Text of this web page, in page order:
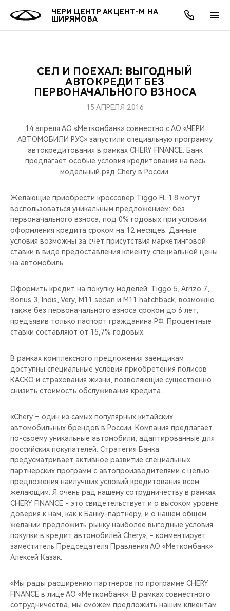
ЧЕРИ ЦЕНТР АКЦЕНТ-М НА
ШИРЯМОВА
МОДЕЛИ
КРОССОВЕРЫ
СЕДАНЫ
НОВИНКИ
ПОКУПАТЕЛЯМ
КРЕДИТ И СТРАХОВАНИЕ
ВЛАДЕЛЬЦАМ
ЗАПЧАСТИ И АКСЕССУАРЫ
ПОДДЕРЖКА
МИР CHERY
О БРЕНДЕ
CHERY В СОЦСЕТЯХ
CHERY REMOTE
CHERY И СПОРТ
ВИДЕООБЗОРЫ
CHERY ДЛЯ ДЕТЕЙ
АКЦИИ
ОНЛАЙН СЕРВИСЫ
КРЕДИТ
О КОМПАНИИ
МЫ В СОЦСЕТЯХ
СЕЛ И ПОЕХАЛ: ВЫГОДНЫЙ
АВТОКРЕДИТ БЕЗ
ПЕРВОНАЧАЛЬНОГО ВЗНОСА
15 АПРЕЛЯ 2016
14 апреля АО «Меткомбанк» совместно с АО «ЧЕРИ
АВТОМОБИЛИ РУС» запустили специальную программу
автокредитования в рамках CHERY FINANCE. Банк
предлагает особые условия кредитования на весь
модельный ряд Chery в России.
Желающие приобрести кроссовер Tiggo FL 1.8 могут
воспользоваться уникальным предложением: без
первоначального взноса, под 0% годовых при условии
оформления кредита сроком на 12 месяцев. Данные
условия возможны за счёт присутствия маркетинговой
ставки в виде предоставления клиенту специальной цены
на автомобиль.
Оформить кредит на покупку моделей: Tiggo 5, Arrizo 7,
Bonus 3, Indis, Very, M11 sedan и M11 hatchback, возможно
также без первоначального взноса сроком до 6 лет,
предъявив только паспорт гражданина РФ. Процентные
ставки составляют от 15,7% годовых.
В рамках комплексного предложения заемщикам
доступны специальные условия приобретения полисов
КАСКО и страхования жизни, позволяющие существенно
снизить стоимость обслуживания кредита.
«Chery – один из самых популярных китайских
автомобильных брендов в России. Компания предлагает
по-своему уникальные автомобили, адаптированные для
российских покупателей. Стратегия Банка
предусматривает активное развитие специальных
партнерских программ с автопроизводителями с целью
предложения наилучших условий кредитования всем
желающим. Я очень рад нашему сотрудничеству в рамках
CHERY FINANCE - это свидетельствует и о высоком уровне
доверия к нам, как к Банку-партнеру, и о нашем общем
желании предложить рынку наиболее выгодные условия
покупки в кредит автомобилей Chery», - комментирует
заместитель Председателя Правления АО «Меткомбанк»
Алексей Казак.
«Мы рады расширению партнеров по программе CHERY
FINANCE в лице АО «Меткомбанк». В рамках совместного
сотрудничества, мы сможем предложить нашим клиентам